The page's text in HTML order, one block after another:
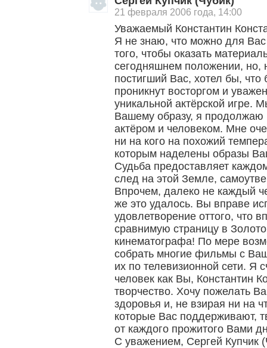
21 февраля 2006 года, 14:00
Уважаемый Константин
Я не знаю, что можно для
того, чтобы оказать
сегодняшнем положении, но,
постигший Вас, хотел бы,
проникнут восторгом и
уникальной актёрской игре.
Вашему образу, я продолжаю
актёром и человеком. Мне
ни на кого на похожий
которым наделены образы
Судьба предоставляет
след на этой Земле,
Впрочем, далеко не каждый
же это удалось. Вы вправе
удовлетворение оттого, что
сравнимую страницу в
кинематографа! По мере
собрать многие фильмы с
их по телевизионной сети. Я
человек как Вы, Константин
творчество. Хочу пожелать
здоровья и, не взирая ни на
которые Вас поддерживают,
от каждого прожитого Вами
С уважением, Сергей Купчик